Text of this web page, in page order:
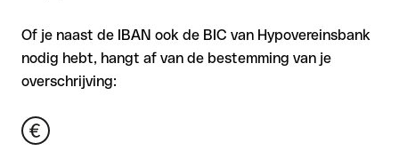
Of je naast de IBAN ook de BIC van Hypovereinsbank
nodig hebt, hangt af van de bestemming van je
overschrijving: